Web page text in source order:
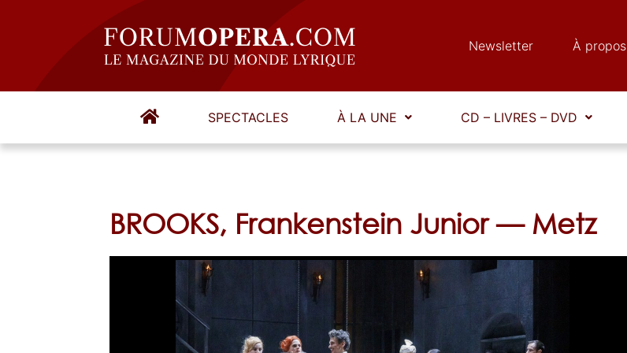
Newsletter À propos
SPECTACLES À LA UNE CD – LIVRES – DVD
BROOKS, Frankenstein Junior — Metz